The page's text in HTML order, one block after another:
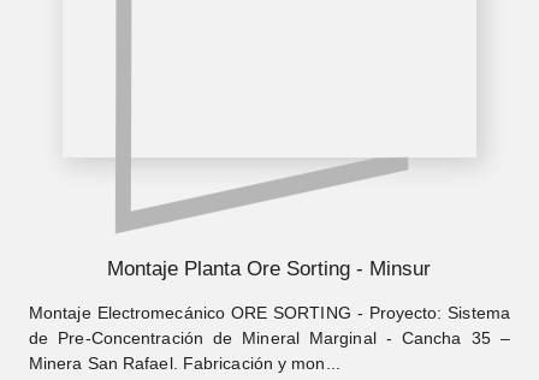
Montaje Planta Ore Sorting - Minsur
Montaje Electromecánico ORE SORTING - Proyecto: Sistema
de Pre-Concentración de Mineral Marginal - Cancha 35 –
Minera San Rafael. Fabricación y mon...